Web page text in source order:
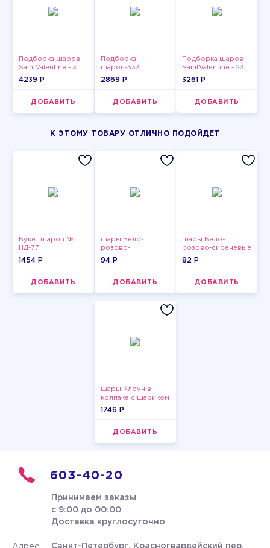
Подборка шаров
SaintValentine - 31
4239 P
ДОБАВИТЬ
Подборка
шаров-333
2869 P
ДОБАВИТЬ
Подборка шаров
SaintValentine - 23
3261 P
ДОБАВИТЬ
К ЭТОМУ ТОВАРУ ОТЛИЧНО ПОДОЙДЕТ
Букет шаров №
НД-77
1454 P
ДОБАВИТЬ
шары Бело-
розово-
фиолетово-
94 P
ДОБАВИТЬ
шары Бело-
розово-сиреневые
пастельные
82 P
ДОБАВИТЬ
шары Клоун в
колпаке с шариком
1746 P
ДОБАВИТЬ
603-40-20
Принимаем заказы
с 9:00 до 00:00
Доставка круглосуточно
Санкт-Петербург, Красногвардейский пер.